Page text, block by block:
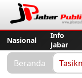
Nasional
Info
Jabar
Beranda